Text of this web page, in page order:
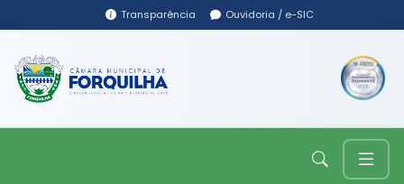
Transparência Ouvidoria / e-SIC